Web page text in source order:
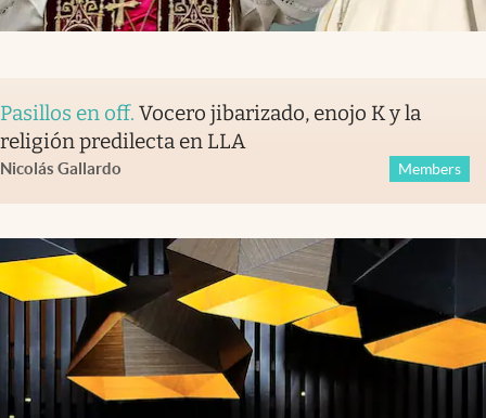
Pasillos en off. Vocero jibarizado, enojo K y la
religión predilecta en LLA
Nicolás Gallardo Members